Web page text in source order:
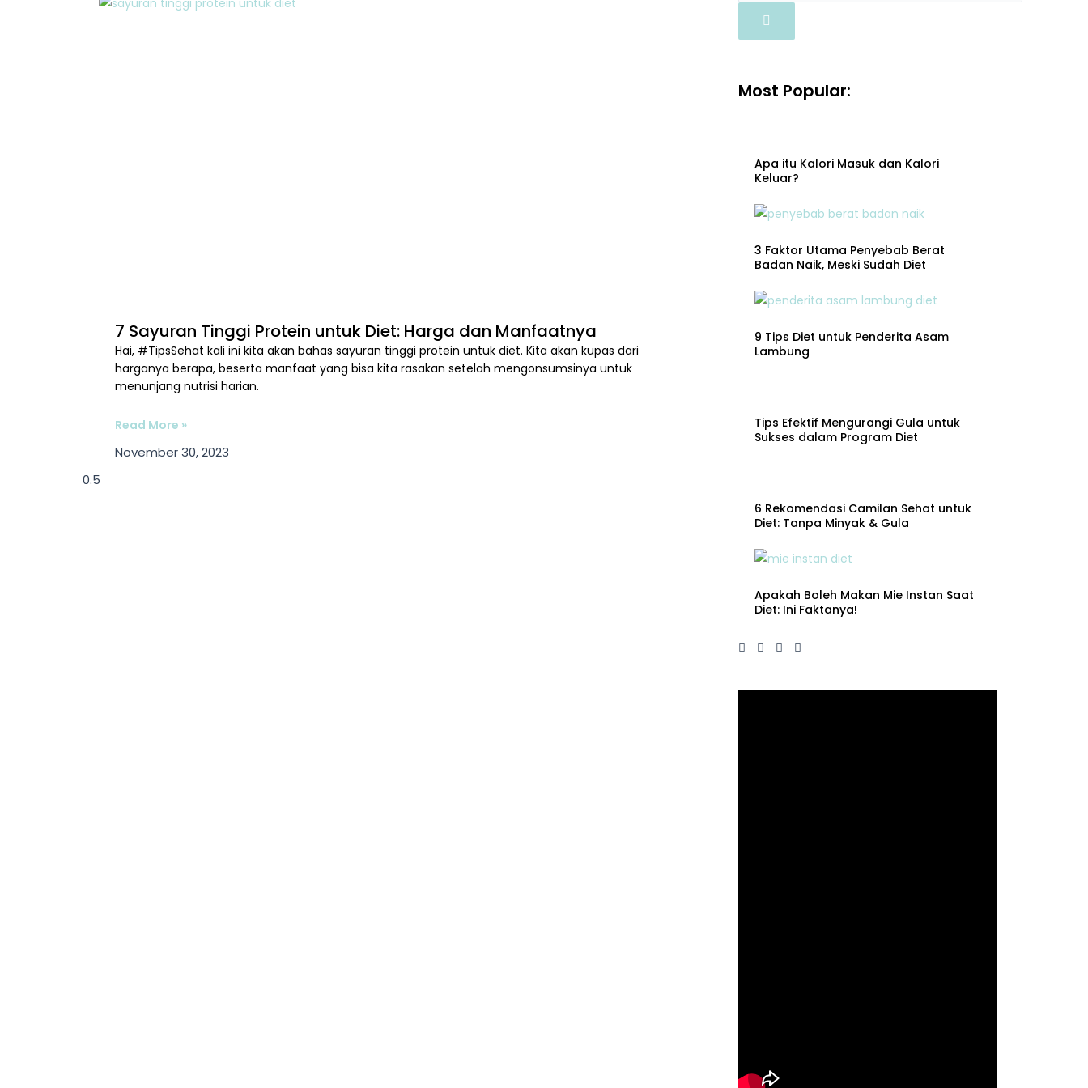
7 Sayuran Tinggi Protein untuk Diet: Harga dan Manfaatnya
Hai, #TipsSehat kali ini kita akan bahas sayuran tinggi protein untuk diet. Kita akan kupas dari
harganya berapa, beserta manfaat yang bisa kita rasakan setelah mengonsumsinya untuk
menunjang nutrisi harian.
Read More »
November 30, 2023
Most Popular:
Apa itu Kalori Masuk dan Kalori
Keluar?
3 Faktor Utama Penyebab Berat
Badan Naik, Meski Sudah Diet
9 Tips Diet untuk Penderita Asam
Lambung
Tips Efektif Mengurangi Gula untuk
Sukses dalam Program Diet
6 Rekomendasi Camilan Sehat untuk
Diet: Tanpa Minyak & Gula
Apakah Boleh Makan Mie Instan Saat
Diet: Ini Faktanya!